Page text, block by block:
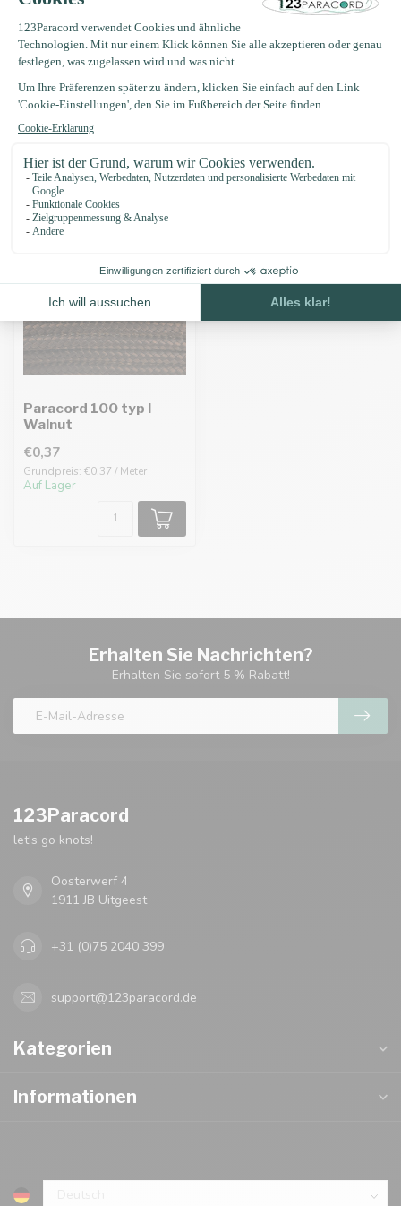
Produktbeschreibung
Eigenschaften
Zuletzt angesehen
Paracord 100 typ I
Walnut
€0,37
Grundpreis: €0,37 / Meter
Auf Lager
Erhalten Sie Nachrichten?
Erhalten Sie sofort 5 % Rabatt!
123Paracord
let's go knots!
Oosterwerf 4
1911 JB Uitgeest
+31 (0)75 2040 399
support@123paracord.de
Kategorien
Informationen